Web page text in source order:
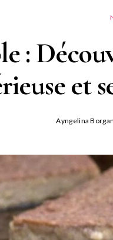
:
et
Ayngelina Borgan